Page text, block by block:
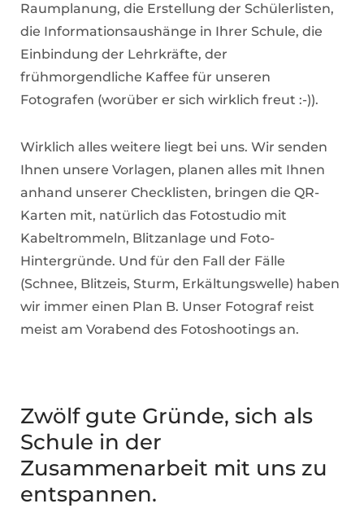
Raumplanung, die Erstellung der Schülerlisten,
die Informationsaushänge in Ihrer Schule, die
Einbindung der Lehrkräfte, der
frühmorgendliche Kaffee für unseren
Fotografen (worüber er sich wirklich freut :-)).
Wirklich alles weitere liegt bei uns. Wir senden
Ihnen unsere Vorlagen, planen alles mit Ihnen
anhand unserer Checklisten, bringen die QR-
Karten mit, natürlich das Fotostudio mit
Kabeltrommeln, Blitzanlage und Foto-
Hintergründe. Und für den Fall der Fälle
(Schnee, Blitzeis, Sturm, Erkältungswelle) haben
wir immer einen Plan B. Unser Fotograf reist
meist am Vorabend des Fotoshootings an.
Zwölf gute Gründe, sich als
Schule in der
Zusammenarbeit mit uns zu
entspannen.